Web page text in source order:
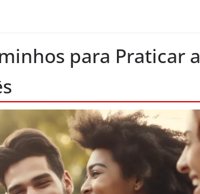
para Praticar a